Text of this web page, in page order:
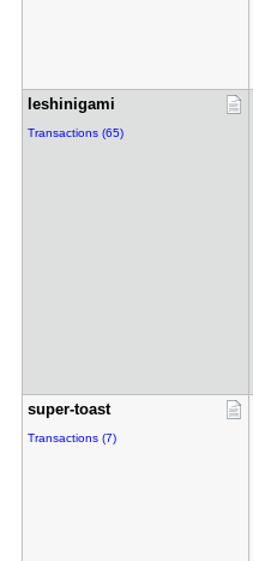
leshinigam​i
Transactions (65)
super-toas​t
Transactions (7)